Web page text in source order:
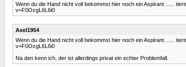
Wenn du die Hand nicht voll bekommst hier noch ein Aspirant ......
v=F0OzgL6L6i0
Axel1954
Wenn du die Hand nicht voll bekommst hier noch ein Aspirant ......
v=F0OzgL6L6i0
Na den kenn ich, der ist allerdings privat ein echter Problemfall.